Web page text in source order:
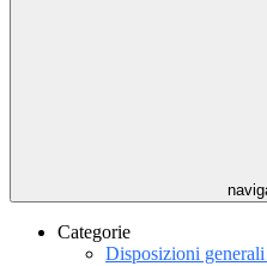
Categorie
Disposizioni generali